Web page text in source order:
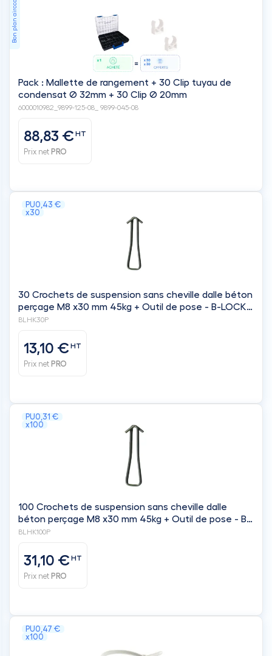
Bon plan aircco
Pack : Mallette de rangement + 30 Clip tuyau de
condensat Ø 32mm + 30 Clip Ø 20mm
6000010982_9899-125-08_ 9899-045-08
88,83 €HT
Prix net PRO
PU0,43 €
x30
30 Crochets de suspension sans cheville dalle béton
perçage M8 x30 mm 45kg + Outil de pose - B-LOCK
by Gripple
BLHK30P
13,10 €HT
Prix net PRO
PU0,31 €
x100
100 Crochets de suspension sans cheville dalle
béton perçage M8 x30 mm 45kg + Outil de pose - B-
LOCK by Gripple
BLHK100P
31,10 €HT
Prix net PRO
PU0,47 €
x100